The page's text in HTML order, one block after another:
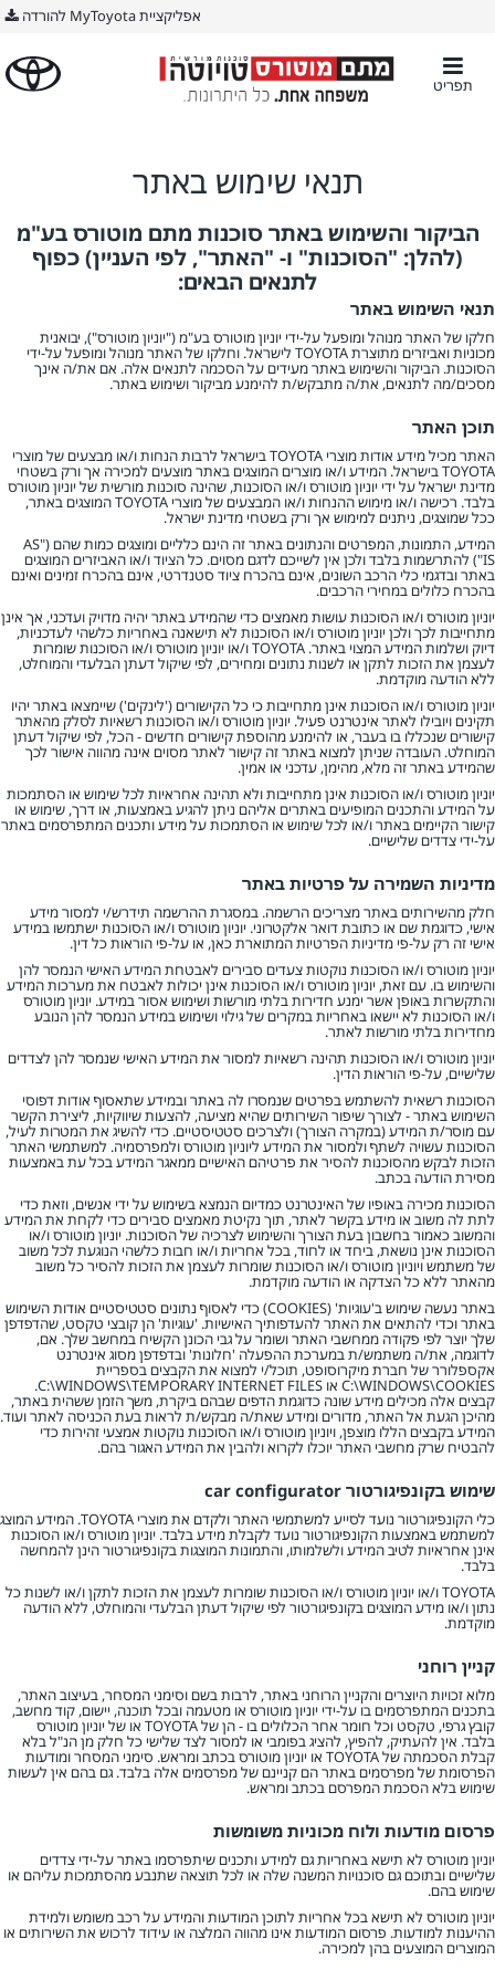
אפליקציית MyToyota להורדה
תפריט
תנאי שימוש באתר
הביקור והשימוש באתר סוכנות מתם מוטורס בע"מ
(להלן: "הסוכנות" ו- "האתר", לפי העניין) כפוף
לתנאים הבאים:
תנאי השימוש באתר
חלקו של האתר מנוהל ומופעל על-ידי יוניון מוטורס בע"מ ("יוניון מוטורס"), יבואנית
מכוניות ואביזרים מתוצרת TOYOTA לישראל. וחלקו של האתר מנוהל ומופעל על-ידי
הסוכנות. הביקור והשימוש באתר מעידים על הסכמה לתנאים אלה. אם את/ה אינך
מסכים/מה לתנאים, את/ה מתבקש/ת להימנע מביקור ושימוש באתר.
תוכן האתר
האתר מכיל מידע אודות מוצרי TOYOTA בישראל לרבות הנחות ו/או מבצעים של מוצרי
TOYOTA בישראל. המידע ו/או מוצרים המוצגים באתר מוצעים למכירה אך ורק בשטחי
מדינת ישראל על ידי יוניון מוטורס ו/או הסוכנות, שהינה סוכנות מורשית של יוניון מוטורס
בלבד. רכישה ו/או מימוש ההנחות ו/או המבצעים של מוצרי TOYOTA המוצגים באתר,
ככל שמוצגים, ניתנים למימוש אך ורק בשטחי מדינת ישראל.
המידע, התמונות, המפרטים והנתונים באתר זה הינם כלליים ומוצגים כמות שהם ("AS
IS") להתרשמות בלבד ולכן אין לשייכם לדגם מסוים. כל הציוד ו/או האביזרים המוצגים
באתר ובדגמי כלי הרכב השונים, אינם בהכרח ציוד סטנדרטי, אינם בהכרח זמינים ואינם
בהכרח כלולים במחירי הרכבים.
יוניון מוטורס ו/או הסוכנות עושות מאמצים כדי שהמידע באתר יהיה מדויק ועדכני, אך אינן
מתחייבות לכך ולכן יוניון מוטורס ו/או הסוכנות לא תישאנה באחריות כלשהי לעדכניות,
דיוק ושלמות המידע המצוי באתר. TOYOTA ו/או יוניון מוטורס ו/או הסוכנות שומרות
לעצמן את הזכות לתקן או לשנות נתונים ומחירים, לפי שיקול דעתן הבלעדי והמוחלט,
ללא הודעה מוקדמת.
יוניון מוטורס ו/או הסוכנות אינן מתחייבות כי כל הקישורים ('לינקים') שיימצאו באתר יהיו
תקינים ויובילו לאתר אינטרנט פעיל. יוניון מוטורס ו/או הסוכנות רשאיות לסלק מהאתר
קישורים שנכללו בו בעבר, או להימנע מהוספת קישורים חדשים - הכל, לפי שיקול דעתן
המוחלט. העובדה שניתן למצוא באתר זה קישור לאתר מסוים אינה מהווה אישור לכך
שהמידע באתר זה מלא, מהימן, עדכני או אמין.
יוניון מוטורס ו/או הסוכנות אינן מתחייבות ולא תהינה אחראיות לכל שימוש או הסתמכות
על המידע והתכנים המופיעים באתרים אליהם ניתן להגיע באמצעות, או דרך, שימוש או
קישור הקיימים באתר ו/או לכל שימוש או הסתמכות על מידע ותכנים המתפרסמים באתר
על-ידי צדדים שלישיים.
מדיניות השמירה על פרטיות באתר
חלק מהשירותים באתר מצריכים הרשמה. במסגרת ההרשמה תידרש/י למסור מידע
אישי, כדוגמת שם או כתובת דואר אלקטרוני. יוניון מוטורס ו/או הסוכנות ישתמשו במידע
אישי זה רק על-פי מדיניות הפרטיות המתוארת כאן, או על-פי הוראות כל דין.
יוניון מוטורס ו/או הסוכנות נוקטות צעדים סבירים לאבטחת המידע האישי הנמסר להן
והשימוש בו. עם זאת, יוניון מוטורס ו/או הסוכנות אינן יכולות לאבטח את מערכות המידע
והתקשרות באופן אשר ימנע חדירות בלתי מורשות ושימוש אסור במידע. יוניון מוטורס
ו/או הסוכנות לא יישאו באחריות במקרים של גילוי ושימוש במידע הנמסר להן הנובע
מחדירות בלתי מורשות לאתר.
יוניון מוטורס ו/או הסוכנות תהינה רשאיות למסור את המידע האישי שנמסר להן לצדדים
שלישיים, על-פי הוראות הדין.
הסוכנות רשאית להשתמש בפרטים שנמסרו לה באתר ובמידע שתאסוף אודות דפוסי
השימוש באתר - לצורך שיפור השירותים שהיא מציעה, להצעות שיווקיות, ליצירת הקשר
עם מוסר/ת המידע (במקרה הצורך) ולצרכים סטטיסטיים. כדי להשיג את המטרות לעיל,
הסוכנות עשויה לשתף ולמסור את המידע ליוניון מוטורס ולמפרסמיה. למשתמשי האתר
הזכות לבקש מהסוכנות להסיר את פרטיהם האישיים ממאגר המידע בכל עת באמצעות
מסירת הודעה בכתב.
הסוכנות מכירה באופיו של האינטרנט כמדיום הנמצא בשימוש על ידי אנשים, וזאת כדי
לתת לה משוב או מידע בקשר לאתר, תוך נקיטת מאמצים סבירים כדי לקחת את המידע
והמשוב כאמור בחשבון בעת ​​הצורך והשימוש לצרכיה של הסוכנות. יוניון מוטורס ו/או
הסוכנות אינן נושאת, ביחד או לחוד, בכל אחריות ו/או חבות כלשהי הנוגעת לכל משוב
של משתמש ויוניון מוטורס ו/או הסוכנות שומרות לעצמן את הזכות להסיר כל משוב
מהאתר ללא כל הצדקה או הודעה מוקדמת.
באתר נעשה שימוש ב'עוגיות' (COOKIES) כדי לאסוף נתונים סטטיסטיים אודות השימוש
באתר וכדי להתאים את האתר להעדפותיך האישיות. 'עוגיות' הן קובצי טקסט, שהדפדפן
שלך יוצר לפי פקודה ממחשבי האתר ושומר על גבי הכונן הקשיח במחשב שלך. אם,
לדוגמה, את/ה משתמש/ת במערכת ההפעלה 'חלונות' ובדפדפן מסוג אינטרנט
אקספלורר של חברת מיקרוסופט, תוכל/י למצוא את הקבצים בספריית
C:\WINDOWS\COOKIES או C:\WINDOWS\TEMPORARY INTERNET FILES.
קבצים אלה מכילים מידע שונה כדוגמת הדפים שבהם ביקרת, משך הזמן ששהית באתר,
מהיכן הגעת אל האתר, מדורים ומידע שאת/ה מבקש/ת לראות בעת הכניסה לאתר ועוד.
המידע בקבצים הללו מוצפן, ויוניון מוטורס ו/או הסוכנות נוקטות אמצעי זהירות כדי
להבטיח שרק מחשבי האתר יוכלו לקרוא ולהבין את המידע האגור בהם.
שימוש בקונפיגורטור car configurator
כלי הקונפיגורטור נועד לסייע למשתמשי האתר ולקדם את מוצרי TOYOTA. המידע המוצג
למשתמש באמצעות הקונפיגורטור נועד לקבלת מידע בלבד. יוניון מוטורס ו/או הסוכנות
אינן אחראיות לטיב המידע ולשלמותו, והתמונות המוצגות בקונפיגורטור הינן להמחשה
בלבד.
TOYOTA ו/או יוניון מוטורס ו/או הסוכנות שומרות לעצמן את הזכות לתקן ו/או לשנות כל
נתון ו/או מידע המוצגים בקונפיגורטור לפי שיקול דעתן הבלעדי והמוחלט, ללא הודעה
מוקדמת.
קניין רוחני
מלוא זכויות היוצרים והקניין הרוחני באתר, לרבות בשם וסימני המסחר, בעיצוב האתר,
בתכנים המתפרסמים בו על-ידי יוניון מוטורס או מטעמה ובכל תוכנה, יישום, קוד מחשב,
קובץ גרפי, טקסט וכל חומר אחר הכלולים בו - הן של TOYOTA או של יוניון מוטורס
בלבד. אין להעתיק, להפיץ, להציג בפומבי או למסור לצד שלישי כל חלק מן הנ"ל בלא
קבלת הסכמתה של TOYOTA או יוניון מוטורס בכתב ומראש. סימני המסחר ומודעות
הפרסומת של מפרסמים באתר הם קניינם של מפרסמים אלה בלבד. גם בהם אין לעשות
שימוש בלא הסכמת המפרסם בכתב ומראש.
פרסום מודעות ולוח מכוניות משומשות
יוניון מוטורס לא תישא באחריות גם למידע ותכנים שיתפרסמו באתר על-ידי צדדים
שלישיים ובתוכם גם סוכנויות המשנה שלה או לכל תוצאה שתנבע מהסתמכות עליהם או
שימוש בהם.
יוניון מוטורס לא תישא בכל אחריות לתוכן המודעות והמידע על רכב משומש ולמידת
ההיענות למודעות. פרסום המודעות אינו מהווה המלצה או עידוד לרכוש את השירותים או
המוצרים המוצעים בהן למכירה.